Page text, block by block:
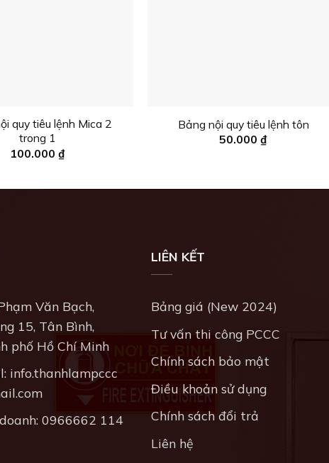
quy tiêu lệnh Mica 2
trong 1
100.000 ₫
Bảng nội quy tiêu lệnh tôn
50.000 ₫
Văn Bạch,
15, Tân Bình,
phố Hồ Chí Minh
info.thanhlampccc
0966662 114
LIÊN KẾT
Bảng giá (New 2024)
Tư vấn thi công PCCC
Chính sách bảo mật
Điều khoản sử dụng
Chính sách đổi trả
Liên hệ